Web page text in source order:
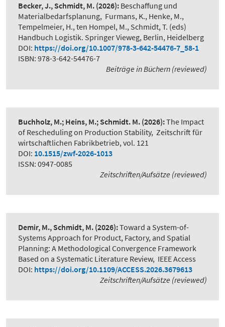
Becker, J., Schmidt, M. (2026): Beschaffung und
Materialbedarfsplanung, Furmans, K., Henke, M.,
Tempelmeier, H., ten Hompel, M., Schmidt, T. (eds)
Handbuch Logistik. Springer Vieweg, Berlin, Heidelberg
DOI: https://doi.org/10.1007/978-3-642-54476-7_58-1
ISBN: 978-3-642-54476-7
Beiträge in Büchern (reviewed)
Buchholz, M.; Heins, M.; Schmidt. M. (2026):The Impact
of Rescheduling on Production Stability, Zeitschrift für
wirtschaftlichen Fabrikbetrieb, vol. 121
DOI: 10.1515/zwf-2026-1013
ISSN: 0947-0085
Zeitschriften/Aufsätze (reviewed)
Demir, M., Schmidt, M. (2026):Toward a System-of-
Systems Approach for Product, Factory, and Spatial
Planning: A Methodological Convergence Framework
Based on a Systematic Literature Review, IEEE Access
DOI: https://doi.org/10.1109/ACCESS.2026.3679613
Zeitschriften/Aufsätze (reviewed)